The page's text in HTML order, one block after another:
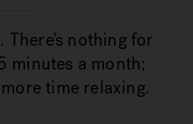
nothing for
minutes a month;
time relaxing.